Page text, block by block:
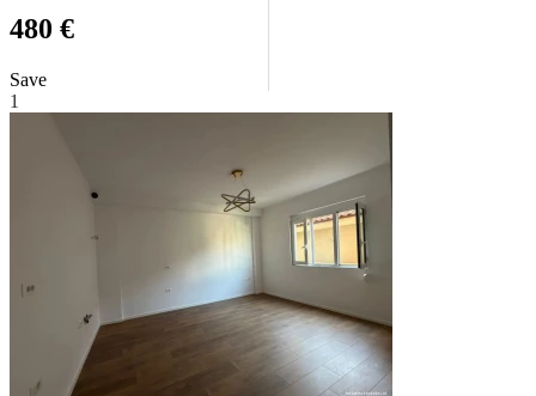
480 €
Save
1